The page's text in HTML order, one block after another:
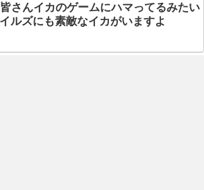
皆さんイカのゲームにハマってるみたい
ルズにも素敵なイカがいますよ